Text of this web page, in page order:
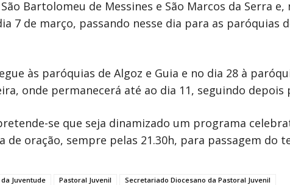
Bartolomeu de Messines e São Marcos da Serra
7 de março, passando nesse dia para as paróquias
às paróquias de Algoz e Guia e no dia 28 à
onde permanecerá até ao dia 11, seguindo depois
se que seja dinamizado um programa
de oração, sempre pelas 21.30h, para passagem do
Juventude Pastoral Juvenil Secretariado Diocesano da Pastoral Juvenil